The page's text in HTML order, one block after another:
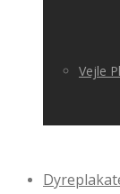
Vejle